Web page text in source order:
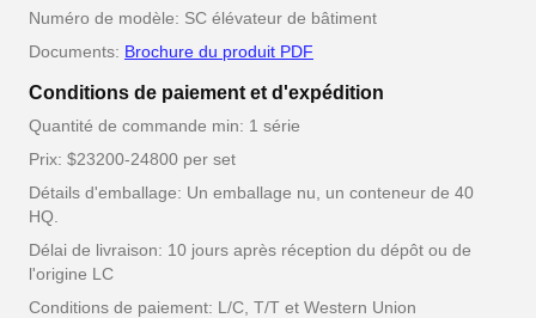
Numéro de modèle: SC élévateur de bâtiment
Documents: Brochure du produit PDF
Conditions de paiement et d'expédition
Quantité de commande min: 1 série
Prix: $23200-24800 per set
Détails d'emballage: Un emballage nu, un conteneur de 40
HQ.
Délai de livraison: 10 jours après réception du dépôt ou de
l'origine LC
Conditions de paiement: L/C, T/T et Western Union